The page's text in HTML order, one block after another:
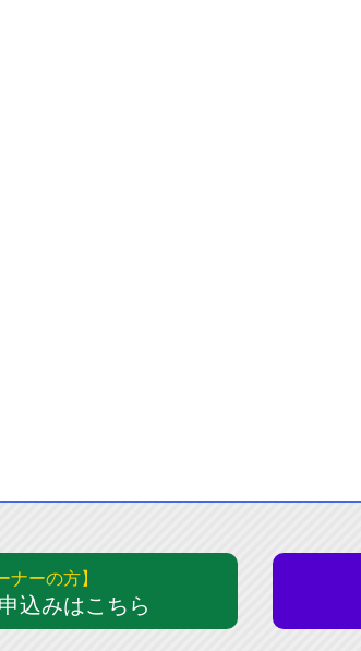
ナーの方】
込みはこちら